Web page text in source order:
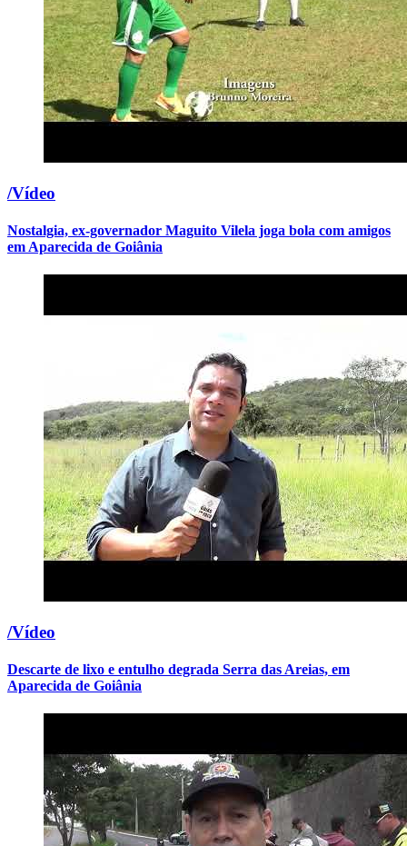
/Vídeo
Nostalgia, ex-governador Maguito Vilela joga bola com amigos
em Aparecida de Goiânia
/Vídeo
Descarte de lixo e entulho degrada Serra das Areias, em
Aparecida de Goiânia